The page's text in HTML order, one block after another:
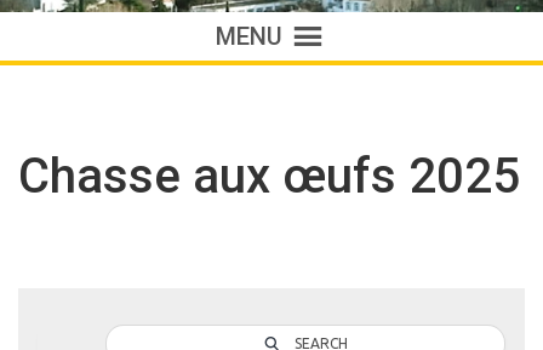
MENU
Chasse aux œufs 2025
SEARCH